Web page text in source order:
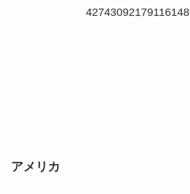
42743092179116148
アメリカ